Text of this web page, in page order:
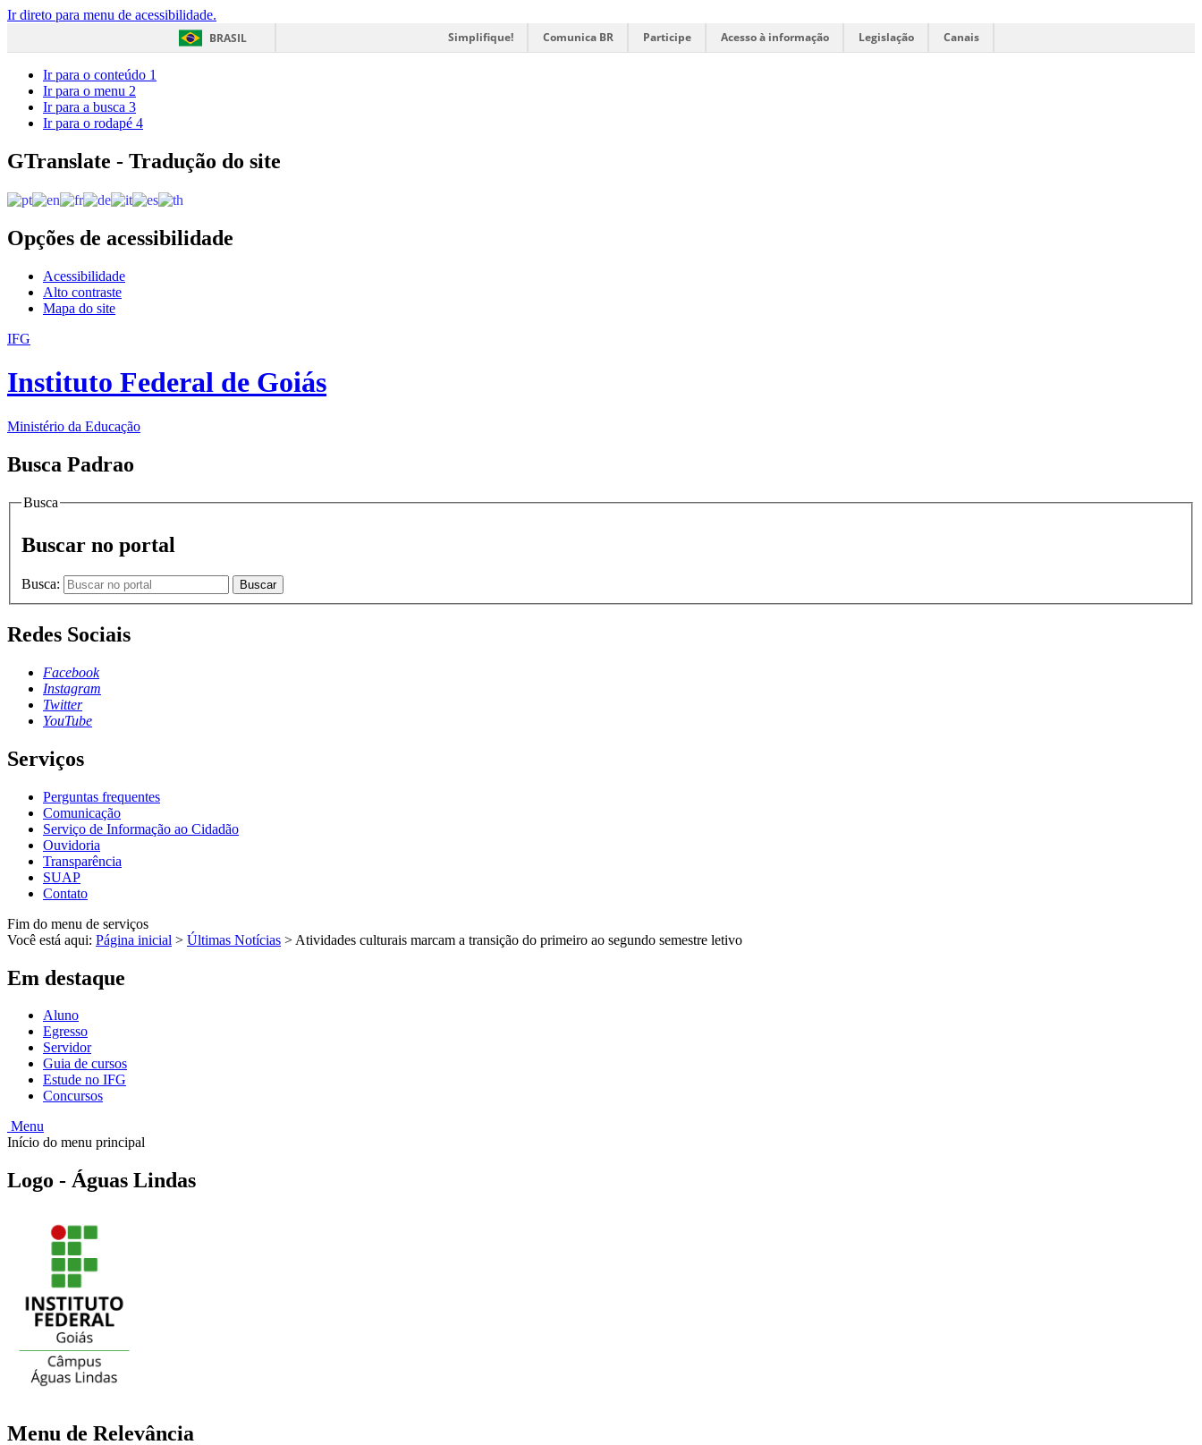
Ir direto para menu de acessibilidade.
BRASIL
Simplifique! Comunica BR Participe Acesso à informação Legislação Canais
Ir para o conteúdo 1
Ir para o menu 2
Ir para a busca 3
Ir para o rodapé 4
GTranslate - Tradução do site
Opções de acessibilidade
Acessibilidade
Alto contraste
Mapa do site
IFG
Instituto Federal de Goiás
Ministério da Educação
Busca Padrao
Busca
Buscar no portal
Busca: Buscar
Redes Sociais
Facebook
Instagram
Twitter
YouTube
Serviços
Perguntas frequentes
Comunicação
Serviço de Informação ao Cidadão
Ouvidoria
Transparência
SUAP
Contato
Fim do menu de serviços
Você está aqui: Página inicial > Últimas Notícias > Atividades culturais marcam a transição do primeiro ao segundo semestre letivo
Em destaque
Aluno
Egresso
Servidor
Guia de cursos
Estude no IFG
Concursos
Menu
Início do menu principal
Logo - Águas Lindas
Menu de Relevância